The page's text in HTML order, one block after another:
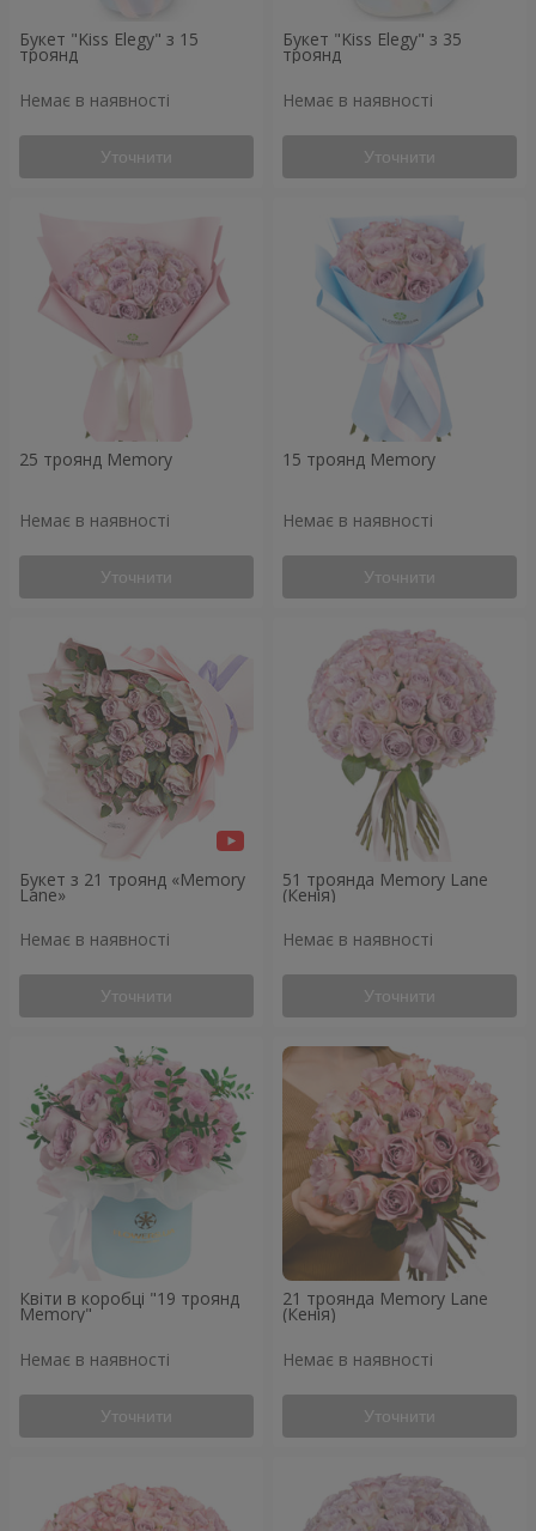
Букет "Kiss Elegy" з 15
троянд
Немає в наявності
Уточнити
Букет "Kiss Elegy" з 35
троянд
Немає в наявності
Уточнити
25 троянд Memory
Немає в наявності
Уточнити
15 троянд Memory
Немає в наявності
Уточнити
Букет з 21 троянд «Memory
Lane»
Немає в наявності
Уточнити
51 троянда Memory Lane
(Кенія)
Немає в наявності
Уточнити
Квіти в коробці "19 троянд
Memory"
Немає в наявності
Уточнити
21 троянда Memory Lane
(Кенія)
Немає в наявності
Уточнити